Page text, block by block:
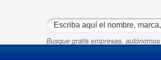
Busque gratis empresas,